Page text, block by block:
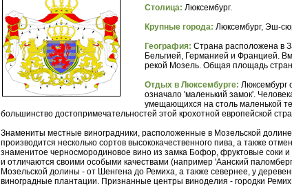
Столица: Люксембург.
Крупные города: Люксембург, Эш-
География: Страна расположена в
Бельгией, Германией и Францией.
рекой Мозель. Общая площадь
Отдых в Люксембурге: Люксембург
означало 'маленький замок'.
умещающихся на столь маленькой
большинство достопримечательностей этой крохотной европейской
Знамениты местные виноградники, расположенные в Мозельской
производится несколько сортов высококачественного пива, а также
знаменитое черносмородиновое вино из замка Бофор, фруктовые соки
и отличаются своими особыми качествами (например 'Аанский
Мозельской долины - от Шенгена до Ремиха, а также севернее, у
виноградные плантации. Признанные центры виноделия - городки